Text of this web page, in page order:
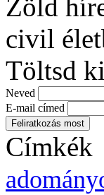
Zöld
civil
Töltsd
Neved
E-mail címed
Címkék